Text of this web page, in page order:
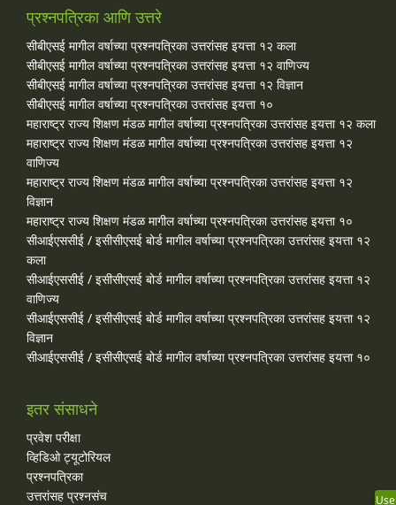
प्रश्नपत्रिका आणि उत्तरे
सीबीएसई मागील वर्षाच्या प्रश्‍नपत्रिका उत्तरांसह इयत्ता १२ कला
सीबीएसई मागील वर्षाच्या प्रश्‍नपत्रिका उत्तरांसह इयत्ता १२ वाणिज्य
सीबीएसई मागील वर्षाच्या प्रश्‍नपत्रिका उत्तरांसह इयत्ता १२ विज्ञान
सीबीएसई मागील वर्षाच्या प्रश्‍नपत्रिका उत्तरांसह इयत्ता १०
महाराष्ट्र राज्य शिक्षण मंडळ मागील वर्षाच्या प्रश्‍नपत्रिका उत्तरांसह इयत्ता १२ कला
महाराष्ट्र राज्य शिक्षण मंडळ मागील वर्षाच्या प्रश्‍नपत्रिका उत्तरांसह इयत्ता १२
वाणिज्य
महाराष्ट्र राज्य शिक्षण मंडळ मागील वर्षाच्या प्रश्‍नपत्रिका उत्तरांसह इयत्ता १२
विज्ञान
महाराष्ट्र राज्य शिक्षण मंडळ मागील वर्षाच्या प्रश्‍नपत्रिका उत्तरांसह इयत्ता १०
सीआईएससीई / इसीसीएसई बोर्ड मागील वर्षाच्या प्रश्‍नपत्रिका उत्तरांसह इयत्ता १२
कला
सीआईएससीई / इसीसीएसई बोर्ड मागील वर्षाच्या प्रश्‍नपत्रिका उत्तरांसह इयत्ता १२
वाणिज्य
सीआईएससीई / इसीसीएसई बोर्ड मागील वर्षाच्या प्रश्‍नपत्रिका उत्तरांसह इयत्ता १२
विज्ञान
सीआईएससीई / इसीसीएसई बोर्ड मागील वर्षाच्या प्रश्‍नपत्रिका उत्तरांसह इयत्ता १०
इतर संसाधने
प्रवेश परीक्षा
व्हिडिओ ट्यूटोरियल
प्रश्नपत्रिका
उत्तरांसह प्रश्नसंच
Use